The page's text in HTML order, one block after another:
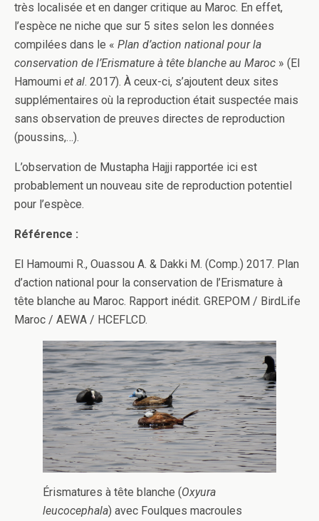
très localisée et en danger critique au Maroc. En effet,
l’espèce ne niche que sur 5 sites selon les données
compilées dans le « Plan d’action national pour la
conservation de l’Erismature à tête blanche au Maroc » (El
Hamoumi et al. 2017). À ceux-ci, s’ajoutent deux sites
supplémentaires où la reproduction était suspectée mais
sans observation de preuves directes de reproduction
(poussins,…).
L’observation de Mustapha Hajji rapportée ici est
probablement un nouveau site de reproduction potentiel
pour l’espèce.
Référence :
El Hamoumi R., Ouassou A. & Dakki M. (Comp.) 2017. Plan
d’action national pour la conservation de l’Erismature à
tête blanche au Maroc. Rapport inédit. GREPOM / BirdLife
Maroc / AEWA / HCEFLCD.
Érismatures à tête blanche (Oxyura
leucocephala) avec Foulques macroules